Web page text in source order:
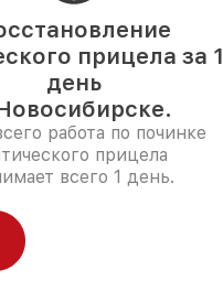
прицела за 1
день
работа по починке
прицела
всего 1 день.